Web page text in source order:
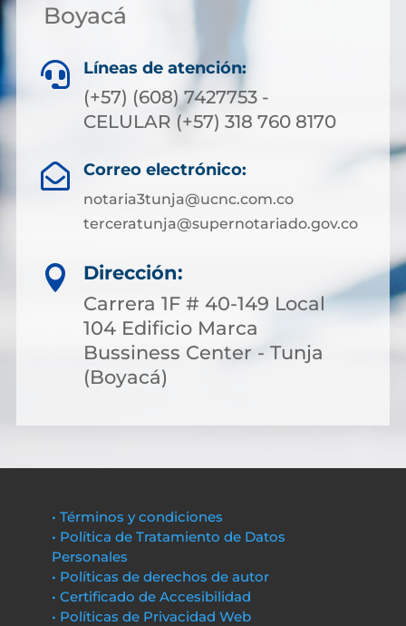
Boyacá
 Líneas de atención:
(+57) (608) 7427753 -
CELULAR (+57) 318 760 8170
 Correo electrónico:
notaria3tunja@ucnc.com.co
terceratunja@supernotariado.gov.co

Dirección:
Carrera 1F # 40-149 Local
104 Edificio Marca
Bussiness Center - Tunja
(Boyacá)
• Términos y condiciones
• Política de Tratamiento de Datos
Personales
• Políticas de derechos de autor
• Certificado de Accesibilidad
• Políticas de Privacidad Web